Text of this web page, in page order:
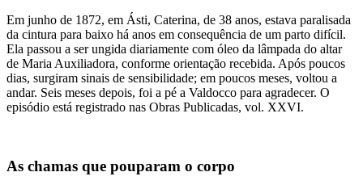
Em junho de 1872, em Ásti, Caterina, de 38 anos, estava paralisada
da cintura para baixo há anos em consequência de um parto difícil.
Ela passou a ser ungida diariamente com óleo da lâmpada do altar
de Maria Auxiliadora, conforme orientação recebida. Após poucos
dias, surgiram sinais de sensibilidade; em poucos meses, voltou a
andar. Seis meses depois, foi a pé a Valdocco para agradecer. O
episódio está registrado nas Obras Publicadas, vol. XXVI.
As chamas que pouparam o corpo